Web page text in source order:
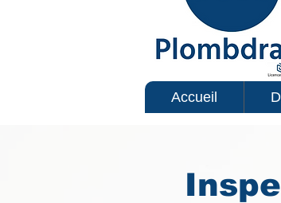
Accueil